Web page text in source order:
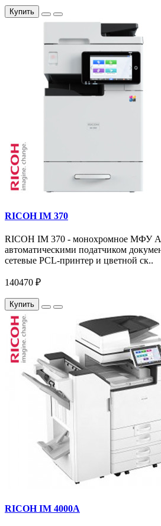
Купить
RICOH IM 370
RICOH IM 370 - монохромное МФУ
автоматическими податчиком
сетевые PCL-принтер и цветной ск..
140470 ₽
Купить
RICOH IM 4000A